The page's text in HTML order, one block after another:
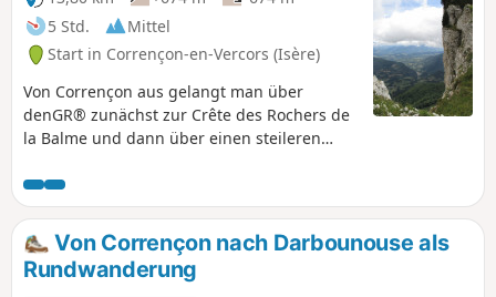
5 Std.
Mittel
Start in Corrençon-en-Vercors (Isère)
Von Corrençon aus gelangt man über
denGR® zunächst zur Crête des Rochers de
la Balme und dann über einen steileren
Von Corrençon nach Darbounouse als
Rundwanderung